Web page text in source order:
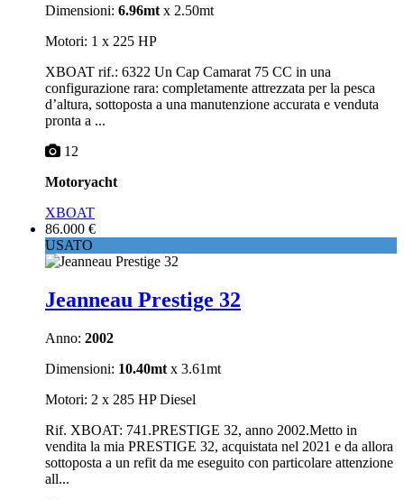
Dimensioni: 6.96mt x 2.50mt
Motori: 1 x 225 HP
XBOAT rif.: 6322 Un Cap Camarat 75 CC in una
configurazione rara: completamente attrezzata per la pesca
d’altura, sottoposta a una manutenzione accurata e venduta
pronta a ...
12
Motoryacht
XBOAT
86.000 €
USATO
Jeanneau Prestige 32
Anno: 2002
Dimensioni: 10.40mt x 3.61mt
Motori: 2 x 285 HP Diesel
Rif. XBOAT: 741.PRESTIGE 32, anno 2002.Metto in
vendita la mia PRESTIGE 32, acquistata nel 2021 e da allora
sottoposta a un refit da me eseguito con particolare attenzione
all...